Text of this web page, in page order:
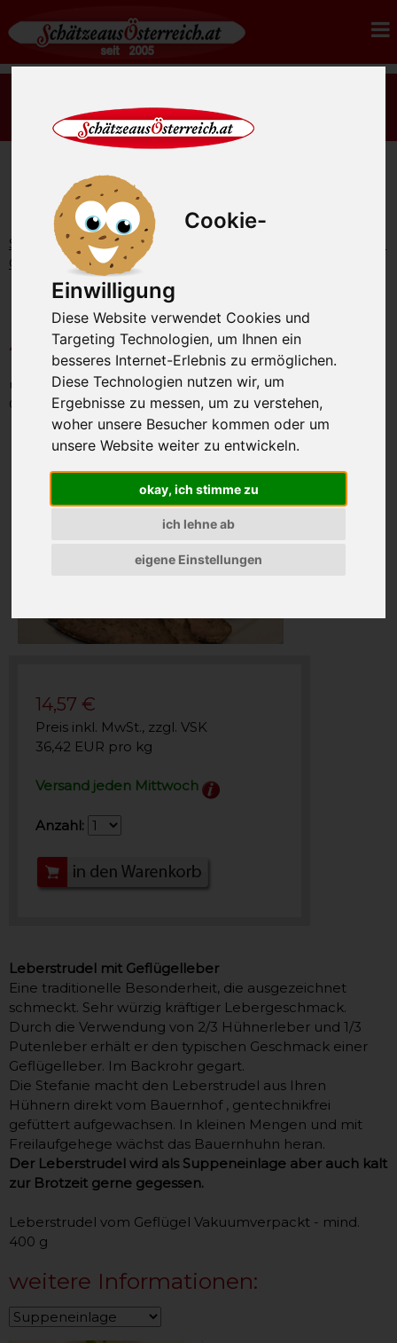
Cookie-
Einwilligung
Diese Website verwendet Cookies und
Targeting Technologien, um Ihnen ein
besseres Internet-Erlebnis zu ermöglichen.
Diese Technologien nutzen wir, um
Ergebnisse zu messen, um zu verstehen,
woher unsere Besucher kommen oder um
unsere Website weiter zu entwickeln.
okay, ich stimme zu
ich lehne ab
eigene Einstellungen
bestellen.
Startseite Geflügel vom Bauernhof
Geflügel
Leberstrudel vom Geflügel 400g
Leberstrudel vom Geflügel
400g
unsere Artikel-Nummer: SAO1937
Gewicht: 400g
14,57 €
Preis inkl. MwSt., zzgl. VSK
36,42 EUR pro kg
Versand jeden Mittwoch
Anzahl:
Leberstrudel mit Geflügelleber
Eine traditionelle Besonderheit, die ausgezeichnet
schmeckt. Sehr würzig kräftiger Lebergeschmack.
Durch die Verwendung von 2/3 Hühnerleber und 1/3
Putenleber erhält er den typischen Geschmack einer
Geflügelleber. Im Backrohr gegart.
Die Stefanie macht den Leberstrudel aus Ihren
Hühnern direkt vom Bauernhof , gentechnikfrei
gefüttert aufgewachsen. In kleinen Mengen und mit
Freilaufgehege wächst das Bauernhuhn heran.
Der Leberstrudel wird als Suppeneinlage aber auch kalt
zur Brotzeit gerne gegessen.
Leberstrudel vom Geflügel Vakuumverpackt - mind.
400 g
weitere Informationen: